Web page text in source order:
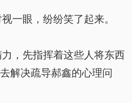
一眼，纷纷笑了起来。
，先指挥着这些人将东西
解决疏导郝鑫的心理问